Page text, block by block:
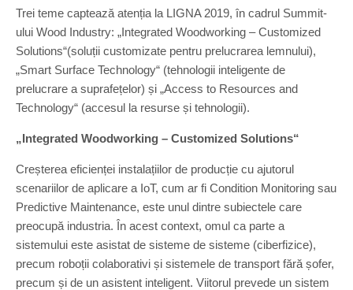
Trei teme captează atenția la LIGNA 2019, în cadrul Summit-
ului Wood Industry: „Integrated Woodworking – Customized
Solutions“(soluții customizate pentru prelucrarea lemnului),
„Smart Surface Technology“ (tehnologii inteligente de
prelucrare a suprafețelor) și „Access to Resources and
Technology“ (accesul la resurse și tehnologii).
„Integrated Woodworking – Customized Solutions“
Creșterea eficienței instalațiilor de producție cu ajutorul
scenariilor de aplicare a IoT, cum ar fi Condition Monitoring sau
Predictive Maintenance, este unul dintre subiectele care
preocupă industria. În acest context, omul ca parte a
sistemului este asistat de sisteme de sisteme (ciberfizice),
precum roboții colaborativi și sistemele de transport fără șofer,
precum și de un asistent inteligent. Viitorul prevede un sistem